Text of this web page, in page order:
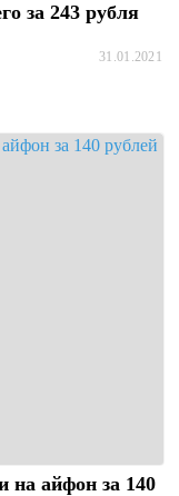
за 243 рубля
31.01.2021
айфон за 140